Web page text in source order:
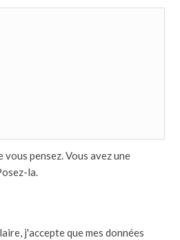
pensez. Vous avez une
la.
j'accepte que mes données